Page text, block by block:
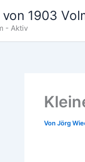
1903
- Aktiv
Von Jörg